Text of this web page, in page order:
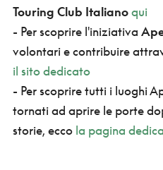
Touring Club Italianoqui
- Per scoprire l'iniziativa
volontari e contribuire
il sito dedicato
- Per scoprire tutti i luoghi
tornati ad aprire le porte
storie, ecco la pagina